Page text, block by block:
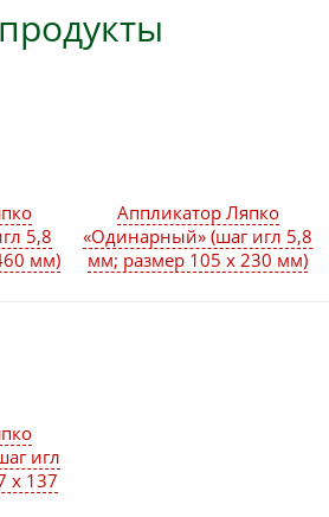
5,8
мм)
Аппликатор Ляпко
«Одинарный» (шаг игл 5,8
мм; размер 105 х 230 мм)
игл
х 137